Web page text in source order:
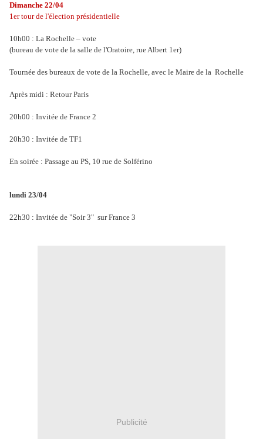
Dimanche 22/04
1er tour de l'élection présidentielle
10h00 : La Rochelle – vote
(bureau de vote de la salle de l'Oratoire, rue Albert 1er)
Tournée des bureaux de vote de la Rochelle, avec le Maire de la Rochelle
Après midi : Retour Paris
20h00 : Invitée de France 2
20h30 : Invitée de TF1
En soirée : Passage au PS, 10 rue de Solférino
lundi 23/04
22h30 : Invitée de "Soir 3" sur France 3
Publicité